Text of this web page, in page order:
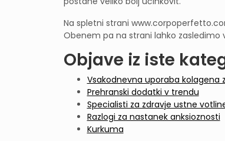
Na spletni strani
Obenem pa na strani lahko zasledimo
Objave iz iste
Vsakodnevna uporaba kolagena
Prehranski dodatki v trendu
Specialisti za zdravje ustne
Razlogi za nastanek anksioznosti
Kurkuma